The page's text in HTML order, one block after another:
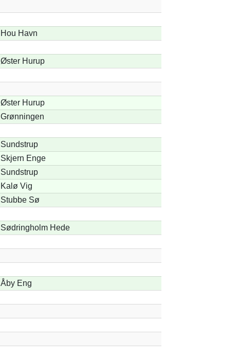
Hou Havn
Øster Hurup
Øster Hurup
Grønningen
Sundstrup
Skjern Enge
Sundstrup
Kalø Vig
Stubbe Sø
Sødringholm Hede
Åby Eng